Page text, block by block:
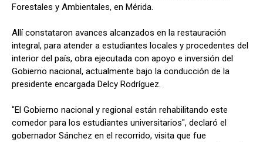
Forestales y Ambientales, en Mérida.
Allí constataron avances alcanzados en la restauración
integral, para atender a estudiantes locales y procedentes del
interior del país, obra ejecutada con apoyo e inversión del
Gobierno nacional, actualmente bajo la conducción de la
presidente encargada Delcy Rodríguez.
"El Gobierno nacional y regional están rehabilitando este
comedor para los estudiantes universitarios", declaró el
gobernador Sánchez en el recorrido, visita que fue